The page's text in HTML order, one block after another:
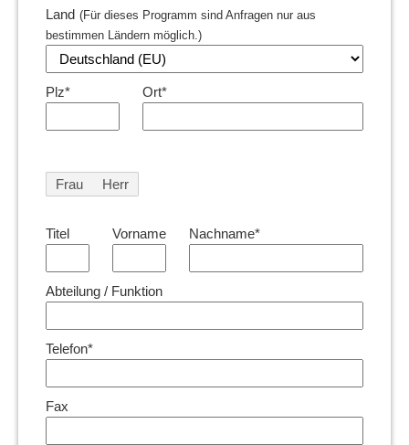
Land (Für dieses Programm sind Anfragen nur aus
bestimmen Ländern möglich.)
Plz* Ort*
Frau Herr
Titel Vorname Nachname*
Abteilung / Funktion
Telefon*
Fax